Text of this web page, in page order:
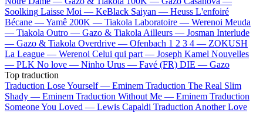
Soolking Laisse Moi — KeBlack Saiyan — Heuss L'enfoiré
Bécane —Yamê 200K — Tiakola Laboratoire — Werenoi Meuda
— Tiakola Outro — Gazo & Tiakola Ailleurs — Josman Interlude
— Gazo & Tiakola Overdrive — Ofenbach 1 2 3 4 — ZOKUSH
La League — Werenoi Celui qui part — Joseph Kamel Nouvelles
— PLK No love — Ninho Urus — Favé (FR) DIE — Gazo
Top traduction
Traduction Lose Yourself — Eminem Traduction The Real Slim
Shady — Eminem Traduction Without Me — Eminem Traduction
Someone You Loved — Lewis Capaldi Traduction Another Love